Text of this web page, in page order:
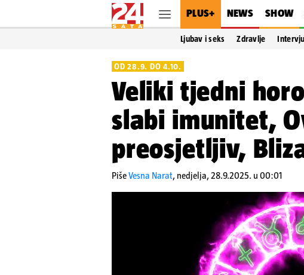
PLUS+ NEWS SHOW
Ljubav i seks Zdravlje
OD 28.9. DO 4.10.
Veliki tjedni
slabi imunitet,
preosjetljiv,
PišeVesna Narat, nedjelja, 28.9.2025. u 00:01